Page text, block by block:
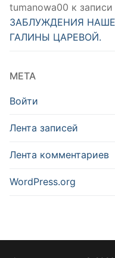
tumanowa00 к записи
ЗАБЛУЖДЕНИЯ
ГАЛИНЫ ЦАРЕВОЙ.
МЕТА
Войти
Лента записей
Лента комментариев
WordPress.org